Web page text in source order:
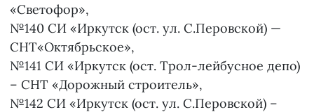
«Светофор»,
№140 СИ «Иркутск (ост. ул. С.Перовской) —
СНТ«Октябрьское»,
№141 СИ «Иркутск (ост. Трол-лейбусное депо)
– СНТ «Дорожный строитель»,
№142 СИ «Иркутск (ост. ул. С.Перовской) –